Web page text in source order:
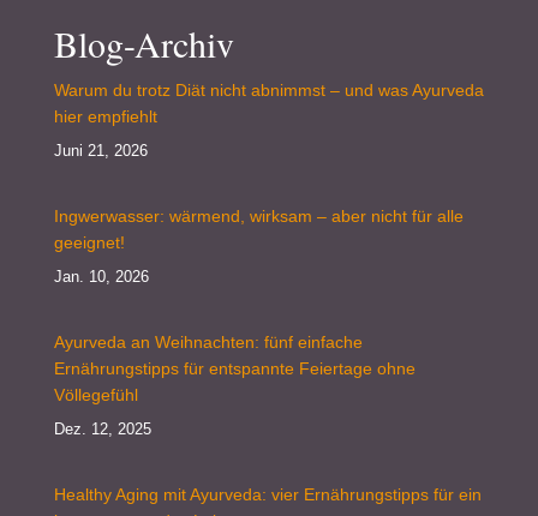
Blog-Archiv
Warum du trotz Diät nicht abnimmst – und was Ayurveda
hier empfiehlt
Juni 21, 2026
Ingwerwasser: wärmend, wirksam – aber nicht für alle
geeignet!
Jan. 10, 2026
Ayurveda an Weihnachten: fünf einfache
Ernährungstipps für entspannte Feiertage ohne
Völlegefühl
Dez. 12, 2025
Healthy Aging mit Ayurveda: vier Ernährungstipps für ein